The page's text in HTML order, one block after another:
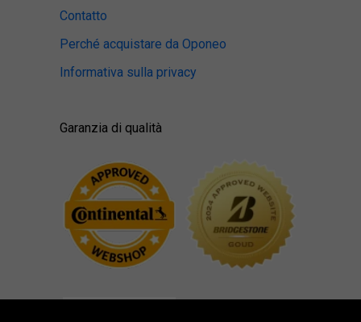
Contatto
Perché acquistare da Oponeo
Informativa sulla privacy
Garanzia di qualità